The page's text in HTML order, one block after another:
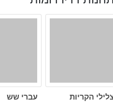
הקריות עברי שש